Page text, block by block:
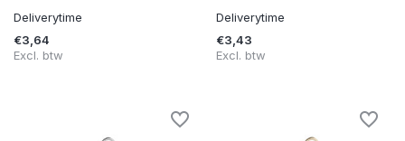
Deliverytime
€3,64
Excl. btw
Deliverytime
€3,43
Excl. btw